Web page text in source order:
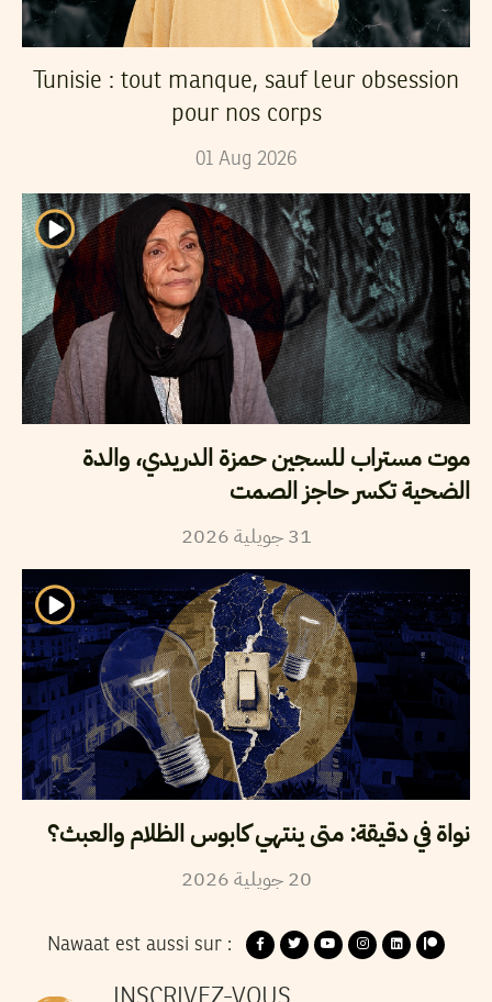
Tunisie : tout manque, sauf leur obsession
pour nos corps
01 Aug 2026
موت مستراب للسجين حمزة الدريدي، والدة
الضحية تكسر حاجز الصمت
31 جويلية2026
نواة في دقيقة: متى ينتهي كابوس الظلام والعبث؟
20 جويلية2026
Nawaat est aussi sur :